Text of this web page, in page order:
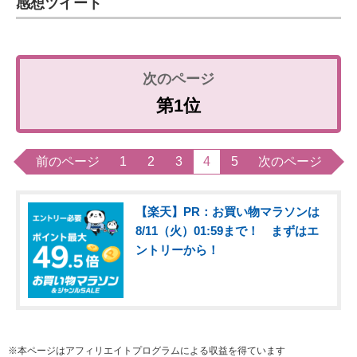
感想ツイート
第1位
前のページ 1 2 3 4 5 次のページ
【楽天】PR：お買い物マラソンは
8/11（火）01:59まで！ まずはエ
ントリーから！
※本ページはアフィリエイトプログラムによる収益を得ています